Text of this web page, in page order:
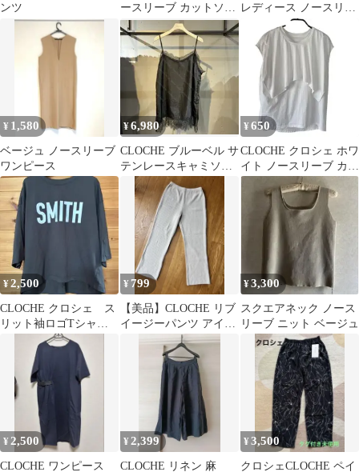
ンツ
ースリーブ カットソー
ワンピース (M相当) グ
ーリン系
レディース ノースリー
ブ サマーニット ベージ
ュ タンク
¥ 1,580
ベージュ ノースリーブ
ワンピース
¥6,980
CLOCHE ブルーベル サ
テンレースキャミソー
ル ブラックsevenfairy
¥ 650
CLOCHE クロシェ ホワ
イト ノースリーブ カッ
トソー 重ね着風
¥2,500
CLOCHE クロシェ ス
リット袖ロゴTシャツ
チャコールグレー
¥ 799
【美品】CLOCHE リブ
イージーパンツ アイボ
リー サイズ02
¥3,300
スクエアネック ノース
リーブ ニット ベージュ
¥ 2,500
CLOCHE ワンピース
¥ 2,399
CLOCHE リネン 麻
¥3,500
クロシェCLOCHE ペイ